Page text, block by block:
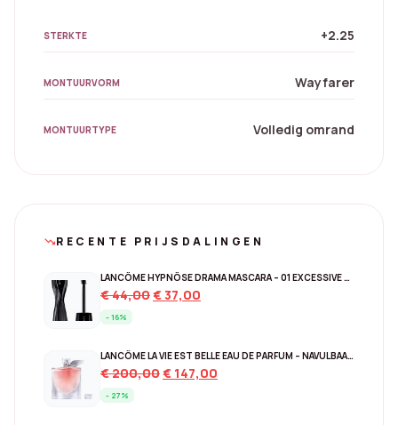
STERKTE +2.25
MONTUURVORM Wayfarer
MONTUURTYPE Volledig omrand
trending_downRECENTE PRIJSDALINGEN
LANCÔME HYPNÔSE DRAMA MASCARA – 01 EXCESSIVE BLACK
€44,00Original
€37,00
- 16%
LANCÔME LA VIE EST BELLE EAU DE PARFUM – NAVULBAAR 150 ML
€200,00Original
€ 147,00
- 27%